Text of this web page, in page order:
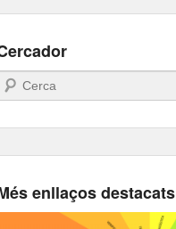
Search
enllaços destacats